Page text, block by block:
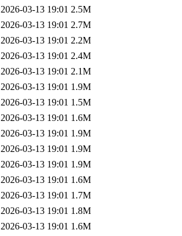
2026-03-13 19:01 2.5M
2026-03-13 19:01 2.7M
2026-03-13 19:01 2.2M
2026-03-13 19:01 2.4M
2026-03-13 19:01 2.1M
2026-03-13 19:01 1.9M
2026-03-13 19:01 1.5M
2026-03-13 19:01 1.6M
2026-03-13 19:01 1.9M
2026-03-13 19:01 1.9M
2026-03-13 19:01 1.9M
2026-03-13 19:01 1.6M
2026-03-13 19:01 1.7M
2026-03-13 19:01 1.8M
2026-03-13 19:01 1.6M